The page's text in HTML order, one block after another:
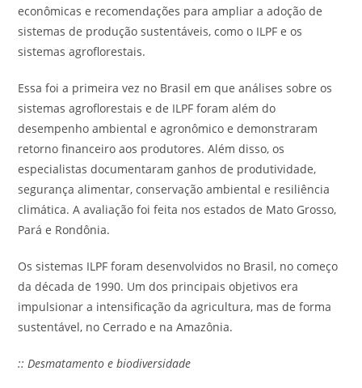
econômicas e recomendações para ampliar a adoção de
sistemas de produção sustentáveis, como o ILPF e os
sistemas agroflorestais.
Essa foi a primeira vez no Brasil em que análises sobre os
sistemas agroflorestais e de ILPF foram além do
desempenho ambiental e agronômico e demonstraram
retorno financeiro aos produtores. Além disso, os
especialistas documentaram ganhos de produtividade,
segurança alimentar, conservação ambiental e resiliência
climática. A avaliação foi feita nos estados de Mato Grosso,
Pará e Rondônia.
Os sistemas ILPF foram desenvolvidos no Brasil, no começo
da década de 1990. Um dos principais objetivos era
impulsionar a intensificação da agricultura, mas de forma
sustentável, no Cerrado e na Amazônia.
:: Desmatamento e biodiversidade